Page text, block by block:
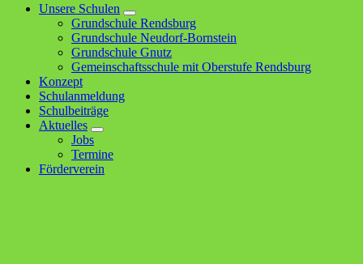
Unsere Schulen
Grundschule Rendsburg
Grundschule Neudorf-Bornstein
Grundschule Gnutz
Gemeinschaftsschule mit Oberstufe Rendsburg
Konzept
Schulanmeldung
Schulbeiträge
Aktuelles
Jobs
Termine
Förderverein